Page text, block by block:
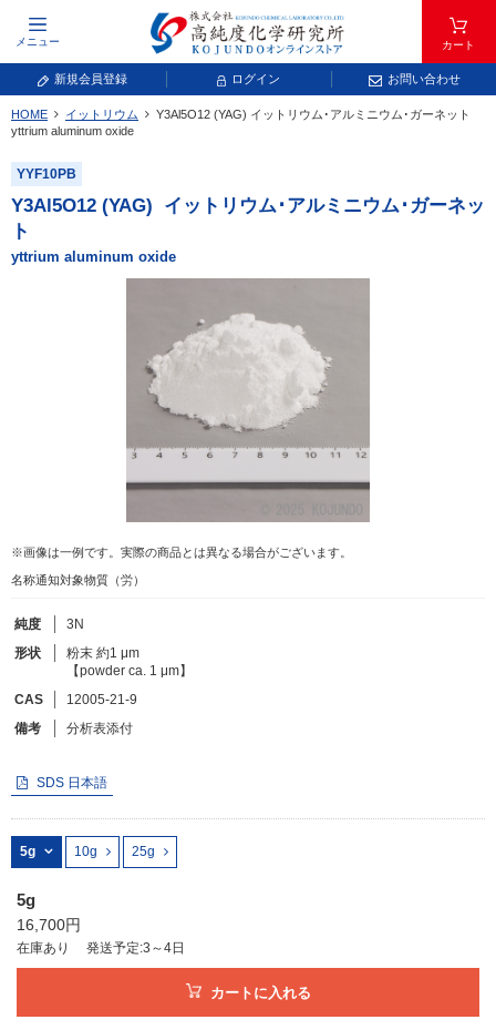
メニュー カート
新規会員登録 ログイン お問い合わせ
元素記号で検索する
元素周期表をタップすると、拡大表示されます。拡大した表から元素記号をタップ
し、一覧へ移動してください。
青色が取り扱い対象元素です。
常温常圧で気体であり、弊社では取り扱いしておりません。
放射性元素または人工元素であり、弊社では取り扱いしておりません。
キーワードで検索する
フリーワードで検索
カタログコードで検索
化学式で検索
和名・英名で検索
CAS番号で検索
カテゴリで検索する
商品分類
化合物
形状詳細
HOME イットリウム Y3Al5O12 (YAG) イットリウム･アルミニウム･ガーネット
yttrium aluminum oxide
YYF10PB
Y3Al5O12 (YAG)
イットリウム･アルミニウム･ガーネッ
ト
yttrium aluminum oxide
※画像は一例です。実際の商品とは異なる場合がございます。
名称通知対象物質（労）
純度
3N
形状
粉末 約1 μm
【powder ca. 1 μm】
CAS
12005-21-9
備考
分析表添付
SDS 日本語
5g 10g 25g
5g
16,700円
在庫あり 発送予定:3～4日
カートに入れる